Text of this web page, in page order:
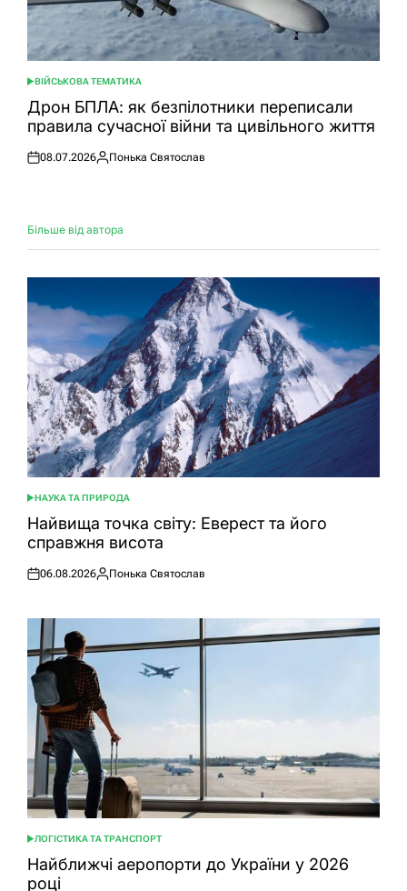
ОПУБЛІКУВАТИ
У
ВІЙСЬКОВА ТЕМАТИКА
Дрон БПЛА: як безпілотники переписали
правила сучасної війни та цивільного життя
Оприлюднено
08.07.2026
Опубліковано
Понька Святослав
Більше від автора
ОПУБЛІКУВАТИ
У
НАУКА ТА ПРИРОДА
Найвища точка світу: Еверест та його
справжня висота
Оприлюднено
06.08.2026
Опубліковано
Понька Святослав
ОПУБЛІКУВАТИ
У
ЛОГІСТИКА ТА ТРАНСПОРТ
Найближчі аеропорти до України у 2026
році